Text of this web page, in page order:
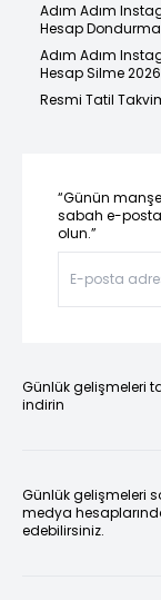
Adım Adım
Hesap
Adım Adım
Hesap Silme 2026
Resmi Tatil
“Günün
sabah e-
olun.”
Günlük gelişmeleri
indirin
Günlük gelişmeleri
medya
edebilirsiniz.